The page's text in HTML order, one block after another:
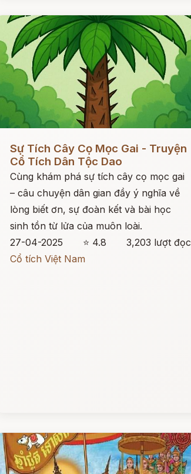
Sự Tích Cây Cọ Mọc Gai - Truyện
Cổ Tích Dân Tộc Dao
Cùng khám phá sự tích cây cọ mọc gai
– câu chuyện dân gian đầy ý nghĩa về
lòng biết ơn, sự đoàn kết và bài học
sinh tồn từ lửa của muôn loài.
27-04-2025
⭐ 4.8
3,203 lượt đọc
Cổ tích Việt Nam